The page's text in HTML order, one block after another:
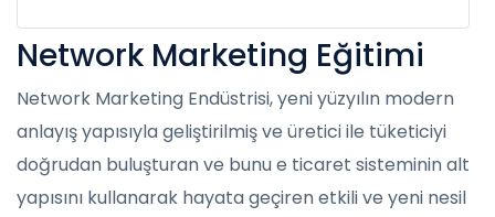
Network Marketing Eğitimi
Network Marketing Endüstrisi, yeni yüzyılın modern
anlayış yapısıyla geliştirilmiş ve üretici ile tüketiciyi
doğrudan buluşturan ve bunu e ticaret sisteminin alt
yapısını kullanarak hayata geçiren etkili ve yeni nesil